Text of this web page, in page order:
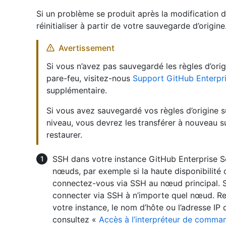
Si un problème se produit après la modification
réinitialiser à partir de votre sauvegarde
Avertissement
Si vous n’avez pas sauvegardé les règles
pare-feu, visitez-nous Support GitHub
supplémentaire.
Si vous avez sauvegardé vos règles
niveau, vous devrez les transférer à nouveau
restaurer.
SSH dans votre instance GitHub Enterprise
nœuds, par exemple si la haute disponibilité
connectez-vous via SSH au nœud principal.
connecter via SSH à n’importe quel nœud.
votre instance, le nom d’hôte ou l’adresse
consultez « Accès à l’interpréteur de